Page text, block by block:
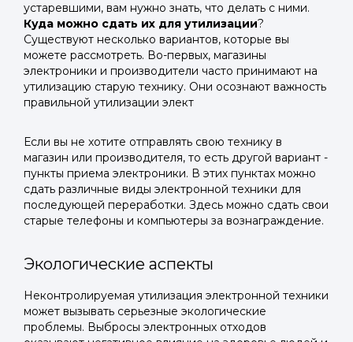
устаревшими, вам нужно знать, что делать с ними.
Куда можно сдать их для утилизации?
Существуют несколько вариантов, которые вы
можете рассмотреть. Во-первых, магазины
электроники и производители часто принимают на
утилизацию старую технику. Они осознают важность
правильной утилизации элект
Если вы не хотите отправлять свою технику в
магазин или производителя, то есть другой вариант -
пункты приема электроники. В этих пунктах можно
сдать различные виды электронной техники для
последующей переработки. Здесь можно сдать свои
старые телефоны и компьютеры за вознаграждение.
Экологические аспекты
Неконтролируемая утилизация электронной техники
может вызывать серьезные экологические
проблемы. Выбросы электронных отходов